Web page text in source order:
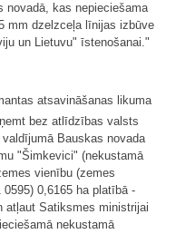
novadā, kas nepieciešama
mm dzelzceļa līnijas izbūve
un Lietuvu" īstenošanai."
atsavināšanas likuma
bez atlīdzības valsts
Bauskas novada
"Šimkevici" (nekustamā
vienību (zemes
0,6165 ha platībā -
atļaut Satiksmes ministrijai
nekustamā